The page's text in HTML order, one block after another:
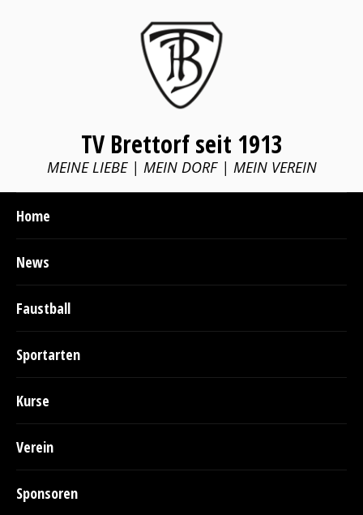
TV Brettorf seit 1913
MEINE LIEBE | MEIN DORF | MEIN VEREIN
Home
News
Faustball
Sportarten
Kurse
Verein
Sponsoren